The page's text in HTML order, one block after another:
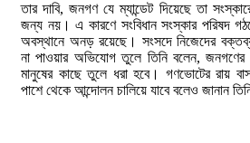
তার দাবি, জনগণ যে ম্যান্ডেট দিয়েছে তা
জন্য নয়। এ কারণে সংবিধান সংস্কার পরিষদ
অবস্থানে অনড় রয়েছে। সংসদে নিজেদের
না পাওয়ার অভিযোগ তুলে তিনি বলেন, জনগণের
মানুষের কাছে তুলে ধরা হবে। গণভোটের রায়
পাশে থেকে আন্দোলন চালিয়ে যাবে বলেও জানান